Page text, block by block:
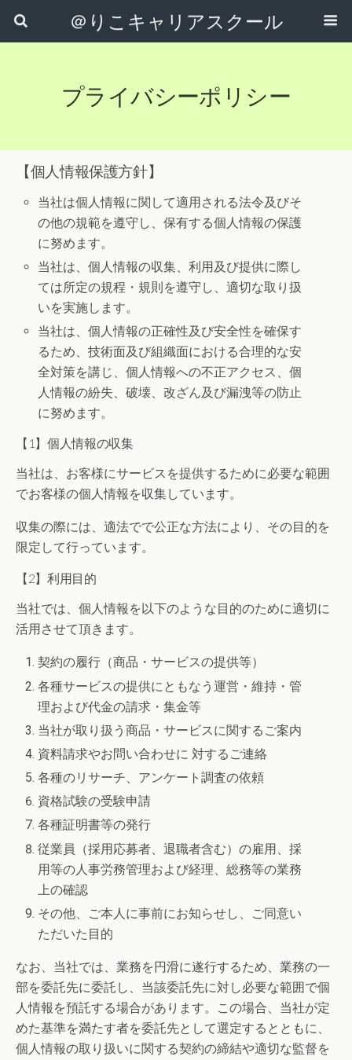
＠りこキャリアスクール
プライバシーポリシー
【個人情報保護方針】
当社は個人情報に関して適用される法令及びそ
の他の規範を遵守し、保有する個人情報の保護
に努めます。
当社は、個人情報の収集、利用及び提供に際し
ては所定の規程・規則を遵守し、適切な取り扱
いを実施します。
当社は、個人情報の正確性及び安全性を確保す
るため、技術面及び組織面における合理的な安
全対策を講じ、個人情報への不正アクセス、個
人情報の紛失、破壊、改ざん及び漏洩等の防止
に努めます。
【1】個人情報の収集
当社は、お客様にサービスを提供するために必要な範囲
でお客様の個人情報を収集しています。
収集の際には、適法でで公正な方法により、その目的を
限定して行っています。
【2】利用目的
当社では、個人情報を以下のような目的のために適切に
活用させて頂きます。
契約の履行（商品・サービスの提供等）
各種サービスの提供にともなう運営・維持・管
理および代金の請求・集金等
当社が取り扱う商品・サービスに関するご案内
資料請求やお問い合わせに 対するご連絡
各種のリサーチ、アンケート調査の依頼
資格試験の受験申請
各種証明書等の発行
従業員（採用応募者、退職者含む）の雇用、採
用等の人事労務管理および経理、総務等の業務
上の確認
その他、ご本人に事前にお知らせし、ご同意い
ただいた目的
なお、当社では、業務を円滑に遂行するため、業務の一
部を委託先に委託し、当該委託先に対し必要な範囲で個
人情報を預託する場合があります。この場合、当社が定
めた基準を満たす者を委託先として選定するとともに、
個人情報の取り扱いに関する契約の締結や適切な監督を